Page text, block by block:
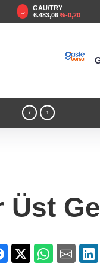
GAU/TRY
6.483,06%-0,20
21:04 -
‹ ›
Üst